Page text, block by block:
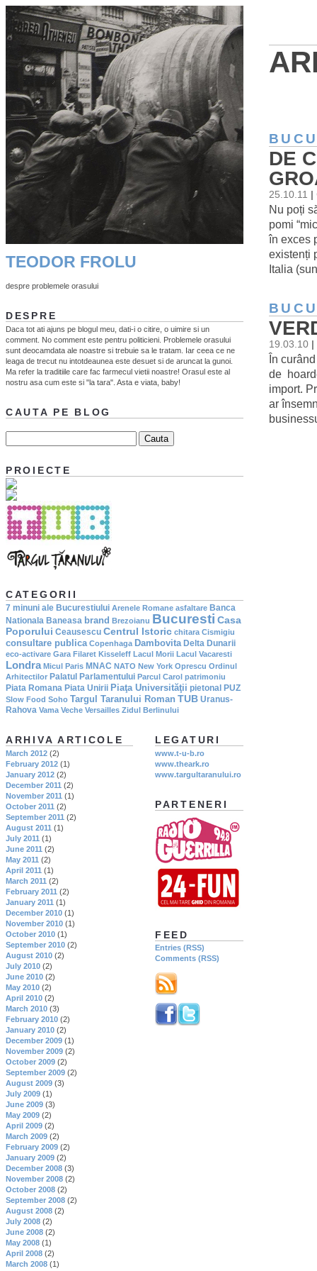
DE
25.10.11
Nu poți
pomi
în exces
existenți
Italia
19.03.10
În
de
import.
ar
TEODOR FROLU
despre problemele orasului
DESPRE
Daca tot ati ajuns pe blogul meu, dati-i o citire, o uimire si un
comment. No comment este pentru politicieni. Problemele orasului
sunt deocamdata ale noastre si trebuie sa le tratam. Iar ceea ce ne
leaga de trecut nu intotdeaunea este desuet si de aruncat la gunoi.
Ma refer la traditiile care fac farmecul vietii noastre! Orasul este al
nostru asa cum este si "la tara". Asta e viata, baby!
CAUTA PE BLOG
PROIECTE
CATEGORII
7 minuni ale Bucurestiului Arenele Romane asfaltare Banca
Nationala Baneasa brand Brezoianu Bucuresti Casa
Poporului Ceausescu Centrul Istoric chitara Cismigiu
consultare publica Copenhaga Dambovita Delta Dunarii
eco-activare Gara Filaret Kisseleff Lacul Morii Lacul Vacaresti
Londra Micul Paris MNAC NATO New York Oprescu Ordinul
Arhitectilor Palatul Parlamentului Parcul Carol patrimoniu
Piata Romana Piata Unirii Piaţa Universităţii pietonal PUZ
Slow Food Soho Targul Taranului Roman TUB Uranus-
Rahova Vama Veche Versailles Zidul Berlinului
LEGATURI
www.t-u-b.ro
www.theark.ro
www.targultaranului.ro
PARTENERI
FEED
Entries (RSS)
Comments (RSS)
ARHIVA ARTICOLE
March 2012 (2)
February 2012 (1)
January 2012 (2)
December 2011 (2)
November 2011 (1)
October 2011 (2)
September 2011 (2)
August 2011 (1)
July 2011 (1)
June 2011 (2)
May 2011 (2)
April 2011 (1)
March 2011 (2)
February 2011 (2)
January 2011 (1)
December 2010 (1)
November 2010 (1)
October 2010 (1)
September 2010 (2)
August 2010 (2)
July 2010 (2)
June 2010 (2)
May 2010 (2)
April 2010 (2)
March 2010 (3)
February 2010 (2)
January 2010 (2)
December 2009 (1)
November 2009 (2)
October 2009 (2)
September 2009 (2)
August 2009 (3)
July 2009 (1)
June 2009 (3)
May 2009 (2)
April 2009 (2)
March 2009 (2)
February 2009 (2)
January 2009 (2)
December 2008 (3)
November 2008 (2)
October 2008 (2)
September 2008 (2)
August 2008 (2)
July 2008 (2)
June 2008 (2)
May 2008 (1)
April 2008 (2)
March 2008 (1)